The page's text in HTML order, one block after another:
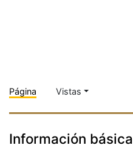
Página Vistas
Información básica